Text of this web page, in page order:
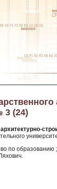
3 (24)
по образованию